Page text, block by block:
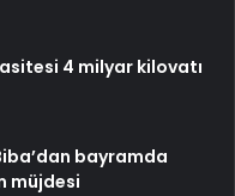
4 milyar kilovatı
bayramda
müjdesi